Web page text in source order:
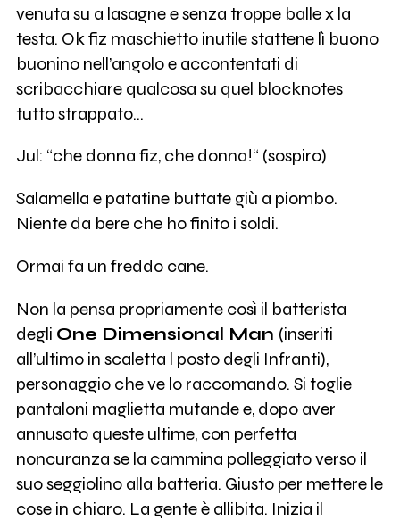
venuta su a lasagne e senza troppe balle x la
testa. Ok fiz maschietto inutile stattene lì buono
buonino nell’angolo e accontentati di
scribacchiare qualcosa su quel blocknotes
tutto strappato…
Jul: “che donna fiz, che donna!“ (sospiro)
Salamella e patatine buttate giù a piombo.
Niente da bere che ho finito i soldi.
Ormai fa un freddo cane.
Non la pensa propriamente così il batterista
degli One Dimensional Man (inseriti
all’ultimo in scaletta l posto degli Infranti),
personaggio che ve lo raccomando. Si toglie
pantaloni maglietta mutande e, dopo aver
annusato queste ultime, con perfetta
noncuranza se la cammina polleggiato verso il
suo seggiolino alla batteria. Giusto per mettere le
cose in chiaro. La gente è allibita. Inizia il